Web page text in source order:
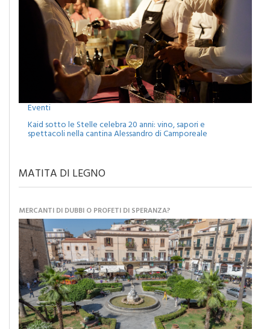
Kaid sotto le Stelle celebra 20 anni: vino, sapori e
spettacoli nella cantina Alessandro di Camporeale